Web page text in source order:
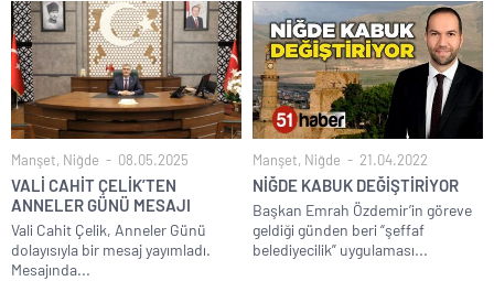
Manşet, Niğde 08.05.2025
VALİ CAHİT ÇELİK’TEN
ANNELER GÜNÜ MESAJI
Vali Cahit Çelik, Anneler Günü
dolayısıyla bir mesaj yayımladı.
Mesajında...
Manşet, Niğde 21.04.2022
NİĞDE KABUK DEĞİŞTİRİYOR
Başkan Emrah Özdemir’in göreve
geldiği günden beri “şeffaf
belediyecilik” uygulaması...